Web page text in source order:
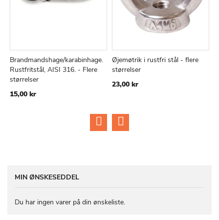
Læg i kurv
TILFØJ
SAMMENLIGN
Brandmandshage/karabinhage.
Rustfritstål, AISI 316. - Flere
størrelser
15,00 kr
Læg i kurv
Øjemøtrik i rustfri stål - flere
størrelser
23,00 kr
MIN ØNSKESEDDEL
Du har ingen varer på din ønskeliste.